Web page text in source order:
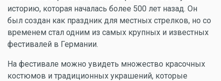
историю, которая началась более 500 лет назад. Он
был создан как праздник для местных стрелков, но со
временем стал одним из самых крупных и известных
фестивалей в Германии.
На фестивале можно увидеть множество красочных
костюмов и традиционных украшений, которые